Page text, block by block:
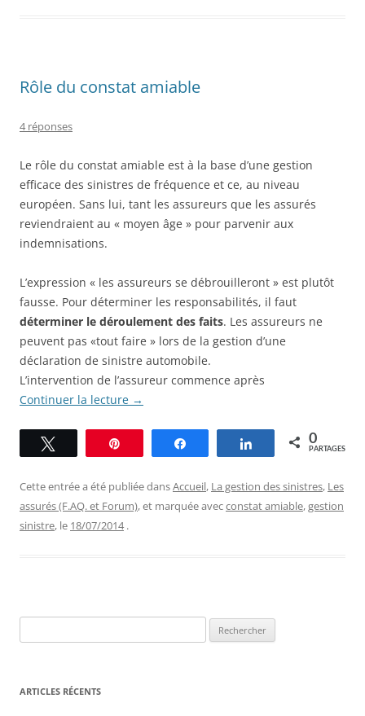
Rôle du constat amiable
4 réponses
Le rôle du constat amiable est à la base d’une gestion
efficace des sinistres de fréquence et ce, au niveau
européen. Sans lui, tant les assureurs que les assurés
reviendraient au « moyen âge » pour parvenir aux
indemnisations.
L’expression « les assureurs se débrouilleront » est plutôt
fausse. Pour déterminer les responsabilités, il faut
déterminer le déroulement des faits. Les assureurs ne
peuvent pas «tout faire » lors de la gestion d’une
déclaration de sinistre automobile.
L’intervention de l’assureur commence après
Continuer la lecture →
Partagez 0
PARTAGES
Cette entrée a été publiée dansAccueil, La gestion des sinistres, Les
assurés (F.AQ. et Forum), et marquée avecconstat amiable,gestion
sinistre, le 18/07/2014 .
ARTICLES RÉCENTS